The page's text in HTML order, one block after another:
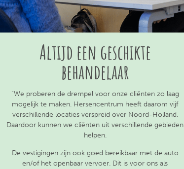
Altijd een geschikte
behandelaar
“We proberen de drempel voor onze cliënten zo laag
mogelijk te maken. Hersencentrum heeft daarom vijf
verschillende locaties verspreid over Noord-Holland.
Daardoor kunnen we cliënten uit verschillende gebieden
helpen.
De vestigingen zijn ook goed bereikbaar met de auto
en/of het openbaar vervoer. Dit is voor ons als